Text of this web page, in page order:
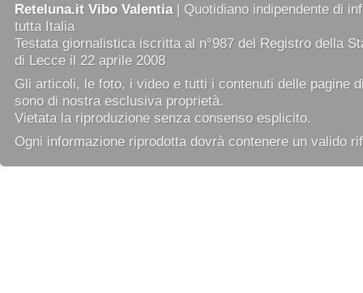
Reteluna.it Vibo Valentia| Quotidiano indipendente di
tutta Italia
Testata giornalistica iscritta al n°987 del Registro della
di Lecce il 22 aprile 2008
Gli articoli, le foto, i video e tutti i contenuti delle pagine
sono di nostra esclusiva proprietà.
Vietata la riproduzione senza consenso esplicito.
Ogni informazione riprodotta dovrà contenere un valido